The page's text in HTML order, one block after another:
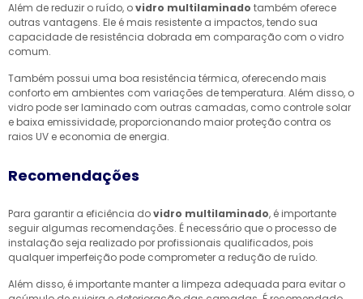
Além de reduzir o ruído, ovidro multilaminado também oferece
outras vantagens. Ele é mais resistente a impactos, tendo sua
capacidade de resistência dobrada em comparação com o vidro
comum.
Também possui uma boa resistência térmica, oferecendo mais
conforto em ambientes com variações de temperatura. Além disso, o
vidro pode ser laminado com outras camadas, como controle solar
e baixa emissividade, proporcionando maior proteção contra os
raios UV e economia de energia.
Recomendações
Para garantir a eficiência dovidro multilaminado, é importante
seguir algumas recomendações. É necessário que o processo de
instalação seja realizado por profissionais qualificados, pois
qualquer imperfeição pode comprometer a redução de ruído.
Além disso, é importante manter a limpeza adequada para evitar o